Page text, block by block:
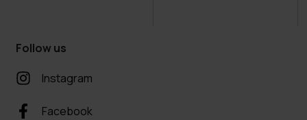
Follow us
Instagram
Facebook